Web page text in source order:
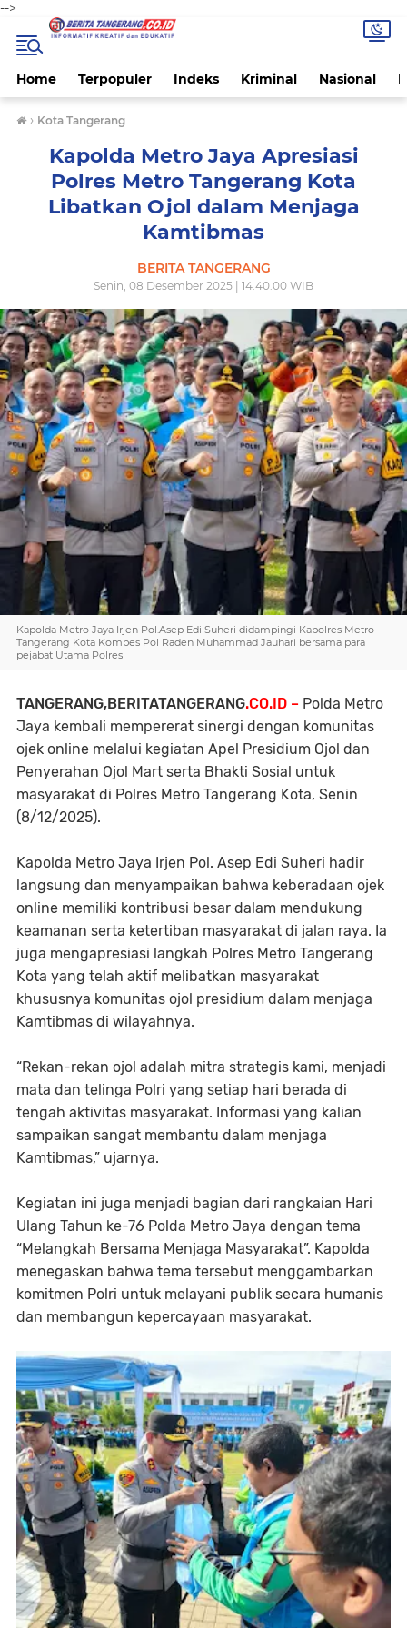
-->
Home Terpopuler Indeks Kriminal Nasional
› Kota Tangerang
Kapolda Metro Jaya Apresiasi
Polres Metro Tangerang Kota
Libatkan Ojol dalam Menjaga
Kamtibmas
BERITA TANGERANG
Senin, 08 Desember 2025 | 14.40.00 WIB
Kapolda Metro Jaya Irjen Pol.Asep Edi Suheri didampingi Kapolres Metro
Tangerang Kota Kombes Pol Raden Muhammad Jauhari bersama para
pejabat Utama Polres
TANGERANG,BERITATANGERANG.CO.ID – Polda Metro
Jaya kembali mempererat sinergi dengan komunitas
ojek online melalui kegiatan Apel Presidium Ojol dan
Penyerahan Ojol Mart serta Bhakti Sosial untuk
masyarakat di Polres Metro Tangerang Kota, Senin
(8/12/2025).
Kapolda Metro Jaya Irjen Pol. Asep Edi Suheri hadir
langsung dan menyampaikan bahwa keberadaan ojek
online memiliki kontribusi besar dalam mendukung
keamanan serta ketertiban masyarakat di jalan raya. Ia
juga mengapresiasi langkah Polres Metro Tangerang
Kota yang telah aktif melibatkan masyarakat
khususnya komunitas ojol presidium dalam menjaga
Kamtibmas di wilayahnya.
“Rekan-rekan ojol adalah mitra strategis kami, menjadi
mata dan telinga Polri yang setiap hari berada di
tengah aktivitas masyarakat. Informasi yang kalian
sampaikan sangat membantu dalam menjaga
Kamtibmas,” ujarnya.
Kegiatan ini juga menjadi bagian dari rangkaian Hari
Ulang Tahun ke-76 Polda Metro Jaya dengan tema
“Melangkah Bersama Menjaga Masyarakat”. Kapolda
menegaskan bahwa tema tersebut menggambarkan
komitmen Polri untuk melayani publik secara humanis
dan membangun kepercayaan masyarakat.